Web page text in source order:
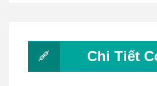
Chi Tiết